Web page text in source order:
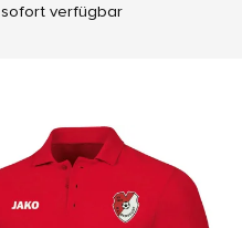
sofort verfügbar